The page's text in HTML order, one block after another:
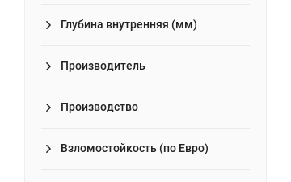
Глубина внутренняя (мм)
Производитель
Производство
Взломостойкость (по Евро)